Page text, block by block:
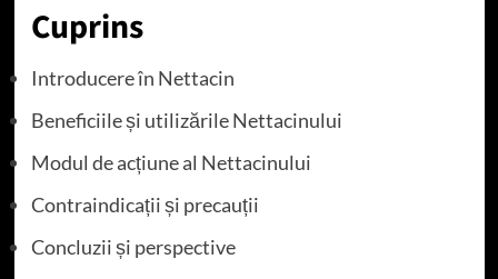
Cuprins
Introducere în Nettacin
Beneficiile și utilizările Nettacinului
Modul de acțiune al Nettacinului
Contraindicații și precauții
Concluzii și perspective